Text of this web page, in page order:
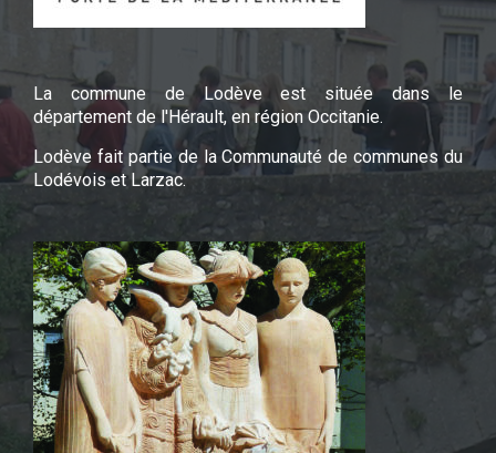
La commune de Lodève est située dans le
département de l'Hérault, en région Occitanie.
Lodève fait partie de la Communauté de communes du
Lodévois et Larzac.